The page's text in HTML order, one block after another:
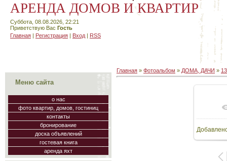
АРЕНДА ДОМОВ И КВАРТИР
Суббота, 08.08.2026, 22:21
Приветствую Вас Гость
Главная | Регистрация | Вход | RSS
Меню сайта
о нас
фото квартир, домов, гостиниц
контакты
бронирование
доска объявлений
гостевая книга
аренда яхт
Главная » Фотоальбом » ДОМА, ДАЧИ »